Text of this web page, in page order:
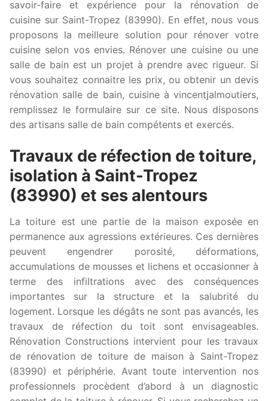
savoir-faire et expérience pour la rénovation de
cuisine sur Saint-Tropez (83990). En effet, nous vous
proposons la meilleure solution pour rénover votre
cuisine selon vos envies. Rénover une cuisine ou une
salle de bain est un projet à prendre avec rigueur. Si
vous souhaitez connaitre les prix, ou obtenir un devis
rénovation salle de bain, cuisine à vincentjalmoutiers,
remplissez le formulaire sur ce site. Nous disposons
des artisans salle de bain compétents et exercés.
Travaux de réfection de toiture,
isolation à Saint-Tropez
(83990) et ses alentours
La toiture est une partie de la maison exposée en
permanence aux agressions extérieures. Ces dernières
peuvent engendrer porosité, déformations,
accumulations de mousses et lichens et occasionner à
terme des infiltrations avec des conséquences
importantes sur la structure et la salubrité du
logement. Lorsque les dégâts ne sont pas avancés, les
travaux de réfection du toit sont envisageables.
Rénovation Constructions intervient pour les travaux
de rénovation de toiture de maison à Saint-Tropez
(83990) et périphérie. Avant toute intervention nos
professionnels procèdent d’abord à un diagnostic